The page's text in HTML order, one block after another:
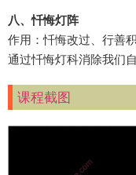
八、忏悔灯阵
作用：忏悔改过、行善
通过忏悔灯科消除我们
课程截图